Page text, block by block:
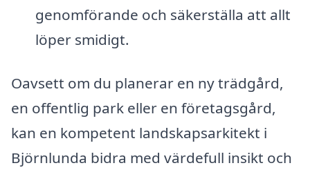
genomförande och säkerställa att allt
löper smidigt.
Oavsett om du planerar en ny trädgård,
en offentlig park eller en företagsgård,
kan en kompetent landskapsarkitekt i
Björnlunda bidra med värdefull insikt och